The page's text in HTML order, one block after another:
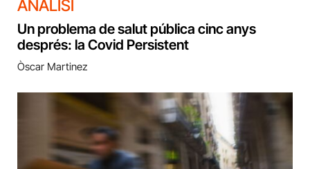
ANÀLISI
Un problema de salut pública cinc anys
després: la Covid Persistent
Òscar Martinez